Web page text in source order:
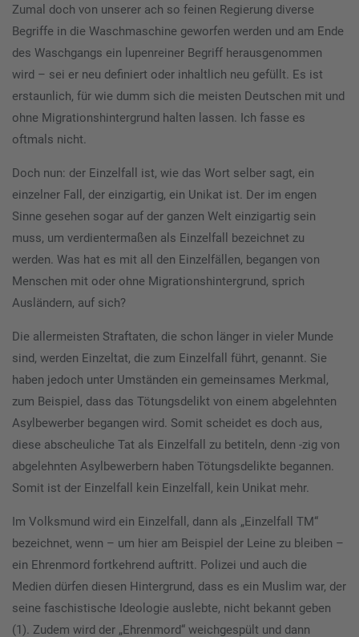
Zumal doch von unserer ach so feinen Regierung diverse
Begriffe in die Waschmaschine geworfen werden und am Ende
des Waschgangs ein lupenreiner Begriff herausgenommen
wird – sei er neu definiert oder inhaltlich neu gefüllt. Es ist
erstaunlich, für wie dumm sich die meisten Deutschen mit und
ohne Migrationshintergrund halten lassen. Ich fasse es
oftmals nicht.
Doch nun: der Einzelfall ist, wie das Wort selber sagt, ein
einzelner Fall, der einzigartig, ein Unikat ist. Der im engen
Sinne gesehen sogar auf der ganzen Welt einzigartig sein
muss, um verdientermaßen als Einzelfall bezeichnet zu
werden. Was hat es mit all den Einzelfällen, begangen von
Menschen mit oder ohne Migrationshintergrund, sprich
Ausländern, auf sich?
Die allermeisten Straftaten, die schon länger in vieler Munde
sind, werden Einzeltat, die zum Einzelfall führt, genannt. Sie
haben jedoch unter Umständen ein gemeinsames Merkmal,
zum Beispiel, dass das Tötungsdelikt von einem abgelehnten
Asylbewerber begangen wird. Somit scheidet es doch aus,
diese abscheuliche Tat als Einzelfall zu betiteln, denn -zig von
abgelehnten Asylbewerbern haben Tötungsdelikte begannen.
Somit ist der Einzelfall kein Einzelfall, kein Unikat mehr.
Im Volksmund wird ein Einzelfall, dann als „Einzelfall TM“
bezeichnet, wenn – um hier am Beispiel der Leine zu bleiben –
ein Ehrenmord fortkehrend auftritt. Polizei und auch die
Medien dürfen diesen Hintergrund, dass es ein Muslim war, der
seine faschistische Ideologie auslebte, nicht bekannt geben
(1). Zudem wird der „Ehrenmord“ weichgespült und dann